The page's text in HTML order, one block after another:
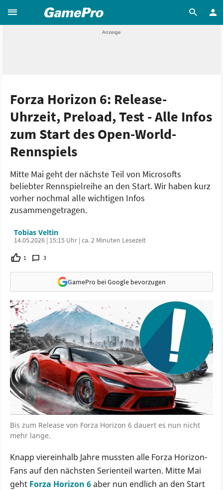
Forza Horizon 6: Release-
Uhrzeit, Preload, Test - Alle Infos
zum Start des Open-World-
Rennspiels
Mitte Mai geht der nächste Teil von Microsofts
beliebter Rennspielreihe an den Start. Wir haben kurz
vorher nochmal alle wichtigen Infos
zusammengetragen.
Tobias Veltin
14.05.2026 | 15:15 Uhr | ca. 2 Minuten Lesezeit
1 3
GamePro bei Google bevorzugen
Bis zum Release von Forza Horizon 6 dauert es nun nicht
mehr lange.
Knapp viereinhalb Jahre mussten alle Forza Horizon-
Fans auf den nächsten Serienteil warten. Mitte Mai
geht Forza Horizon 6aber nun endlich an den Start